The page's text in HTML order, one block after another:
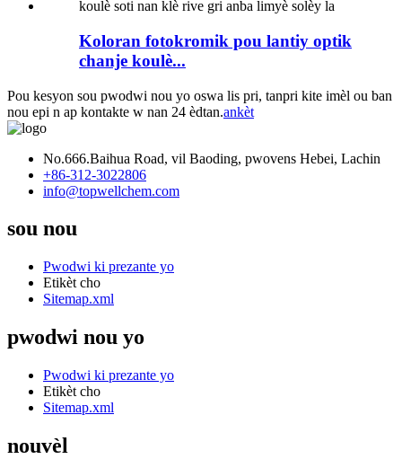
Koloran fotokromik pou lantiy optik
chanje koulè...
Pou kesyon sou pwodwi nou yo oswa lis pri, tanpri kite imèl ou ban
nou epi n ap kontakte w nan 24 èdtan.ankèt
No.666.Baihua Road, vil Baoding, pwovens Hebei, Lachin
+86-312-3022806
info@topwellchem.com
sou nou
Pwodwi ki prezante yo
Etikèt cho
Sitemap.xml
pwodwi nou yo
Pwodwi ki prezante yo
Etikèt cho
Sitemap.xml
nouvèl